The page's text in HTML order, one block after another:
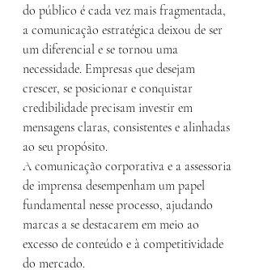
do público é cada vez mais fragmentada,
a comunicação estratégica deixou de ser
um diferencial e se tornou uma
necessidade. Empresas que desejam
crescer, se posicionar e conquistar
credibilidade precisam investir em
mensagens claras, consistentes e alinhadas
ao seu propósito.
A comunicação corporativa e a assessoria
de imprensa desempenham um papel
fundamental nesse processo, ajudando
marcas a se destacarem em meio ao
excesso de conteúdo e à competitividade
do mercado.